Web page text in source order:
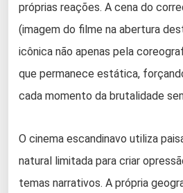
próprias reações. A cena do
(imagem do filme na abertura
icônica não apenas pela
que permanece estática,
cada momento da brutalidade
O cinema escandinavo utiliza
natural limitada para criar
temas narrativos. A própria